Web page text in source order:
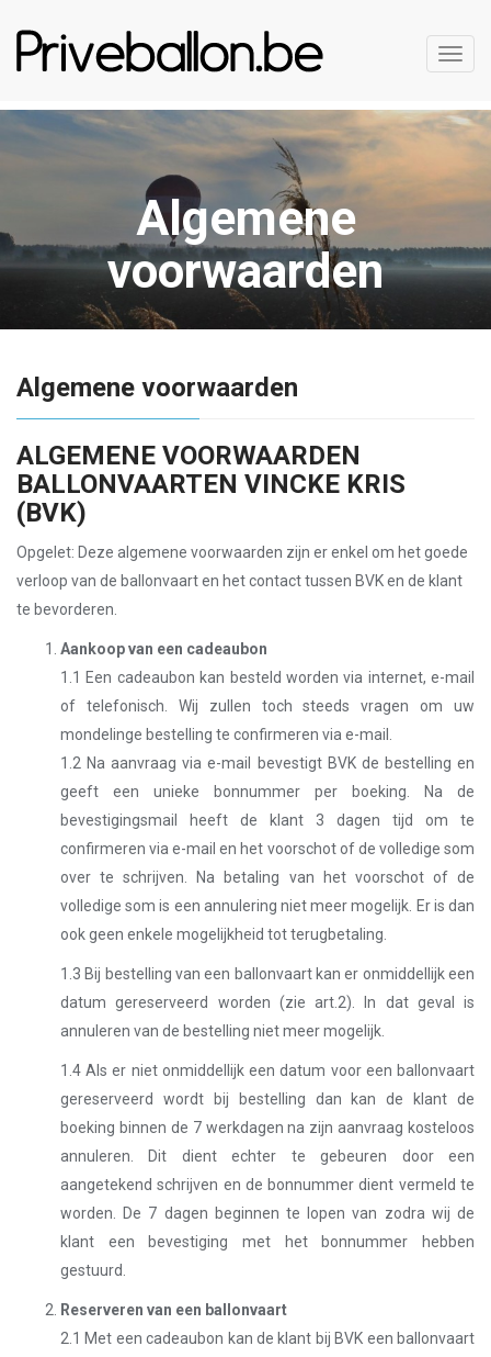
Algemene
voorwaarden
Algemene voorwaarden
ALGEMENE VOORWAARDEN
BALLONVAARTEN VINCKE KRIS
(BVK)
Opgelet: Deze algemene voorwaarden zijn er enkel om het goede
verloop van de ballonvaart en het contact tussen BVK en de klant
te bevorderen.
Aankoop van een cadeaubon
1.1 Een cadeaubon kan besteld worden via internet, e-mail
of telefonisch. Wij zullen toch steeds vragen om uw
mondelinge bestelling te confirmeren via e-mail.
1.2 Na aanvraag via e-mail bevestigt BVK de bestelling en
geeft een unieke bonnummer per boeking. Na de
bevestigingsmail heeft de klant 3 dagen tijd om te
confirmeren via e-mail en het voorschot of de volledige som
over te schrijven. Na betaling van het voorschot of de
volledige som is een annulering niet meer mogelijk. Er is dan
ook geen enkele mogelijkheid tot terugbetaling.
1.3 Bij bestelling van een ballonvaart kan er onmiddellijk een
datum gereserveerd worden (zie art.2). In dat geval is
annuleren van de bestelling niet meer mogelijk.
1.4 Als er niet onmiddellijk een datum voor een ballonvaart
gereserveerd wordt bij bestelling dan kan de klant de
boeking binnen de 7 werkdagen na zijn aanvraag kosteloos
annuleren. Dit dient echter te gebeuren door een
aangetekend schrijven en de bonnummer dient vermeld te
worden. De 7 dagen beginnen te lopen van zodra wij de
klant een bevestiging met het bonnummer hebben
gestuurd.
Reserveren van een ballonvaart
2.1 Met een cadeaubon kan de klant bij BVK een ballonvaart